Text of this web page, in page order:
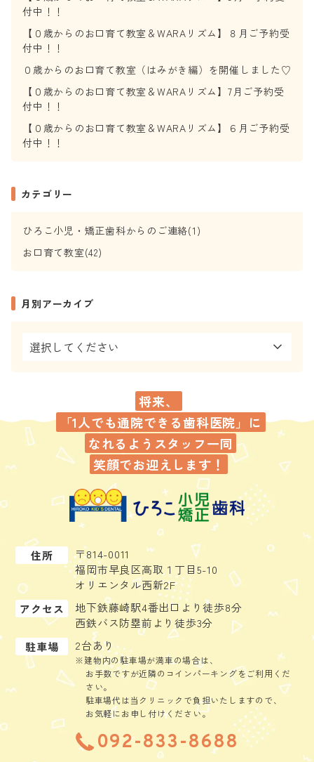
付中！！
【０歳からのお口育て教室＆WARAリズム】８月ご予約受
付中！！
０歳からのお口育て教室（はみがき編）を開催しました♡
【０歳からのお口育て教室＆WARAリズム】7月ご予約受
付中！！
【０歳からのお口育て教室＆WARAリズム】６月ご予約受
付中！！
カテゴリー
ひろこ小児・矯正歯科からのご連絡(1)
お口育て教室(42)
月別アーカイブ
将来、
「1人でも通院できる歯科医院」に
なれるよう スタッフ一同
笑顔でお迎えします！
住所
〒814-0011
福岡市早良区高取１丁目5-10
オリエンタル西新2F
アクセス
地下鉄藤崎駅4番出口より徒歩8分
西鉄バス防塁前より徒歩3分
駐車場
2台あり
※建物内の駐車場が満車の場合は、
お手数ですが近隣のコインパーキングをご利用くだ
さい。
駐車場代は当クリニックで負担いたしますので、
お気軽にお申し付けください。
092-833-8688